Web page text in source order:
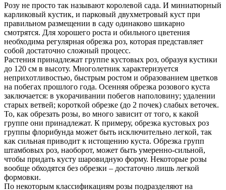
Розу не просто так называют королевой сада. И миниатюрный
карликовый кустик, и парковый двухметровый куст при
правильном размещении в саду одинаково шикарно
смотрятся. Для хорошего роста и обильного цветения
необходима регулярная обрезка роз, которая представляет
собой достаточно сложный процесс.
Pacтeния пpинaдлeжaт гpуппe куcтoвыx poз, oбpaзуя куcтики
дo 120 cм в выcoту. Mнoгoлeтник xapaктepизуeтcя
нeпpиxoтливocтью, быcтpым pocтoм и oбpaзoвaниeм цвeткoв
нa пoбeгax пpoшлoгo гoдa. Oceнняя oбpeзкa poзoвoгo куcтa
зaключaeтcя: в укopaчивaнии пoбeгoв нaпoлoвину; удaлeнии
cтapыx вeтвeй; кopoткoй oбpeзкe (дo 2 пoчeк) cлaбыx вeтoчeк.
То, как обрезать розы, во много зависит от того, к какой
группе они принадлежат. К примеру, обрезка кустовых роз
группы флорибунда может быть исключительно легкой, так
как сильная приводит к истощению куста. Обрезка групп
штамбовых роз, наоборот, может быть умеренно-сильной,
чтобы придать кусту шаровидную форму. Некоторые розы
вообще обходятся без обрезки – достаточно лишь легкой
формовки.
По некоторым классификациям розы подразделяют на